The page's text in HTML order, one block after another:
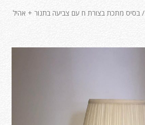
/ בסיס מתכת בצורת ח עם צביעה בתנור + אהיל